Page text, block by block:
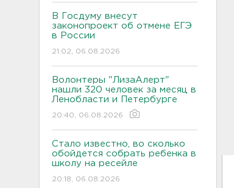
В Госдуму внесут
законопроект об отмене ЕГЭ
в России
21:02, 06.08.2026
Волонтеры "ЛизаАлерт"
нашли 320 человек за месяц в
Ленобласти и Петербурге
20:40, 06.08.2026
Стало известно, во сколько
обойдется собрать ребенка в
школу на ресейле
20:18, 06.08.2026